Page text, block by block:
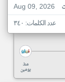
Aug 09, 2026
عدد الكلمات: ٣٤٠
منذ
يومين